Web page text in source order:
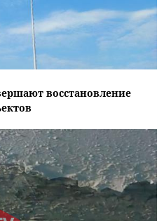
восстановление